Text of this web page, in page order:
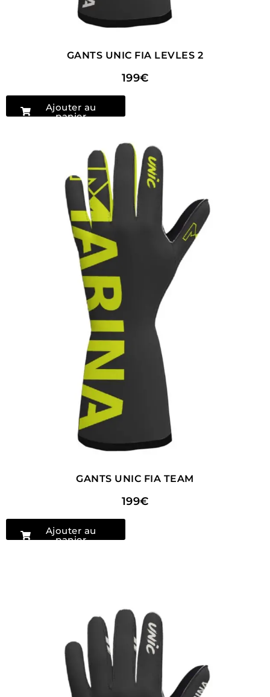
GANTS UNIC FIA LEVLES 2
199€
Ajouter au
panier
GANTS UNIC FIA TEAM
199€
Ajouter au
panier